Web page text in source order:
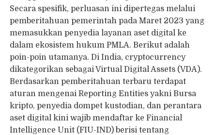
Secara spesifik, perluasan ini dipertegas melalui
pemberitahuan pemerintah pada Maret 2023 yang
memasukkan penyedia layanan aset digital ke
dalam ekosistem hukum PMLA. Berikut adalah
poin-poin utamanya. Di India, cryptocurrency
dikategorikan sebagai Virtual Digital Assets (VDA).
Berdasarkan pemberitahuan terbaru terdapat
aturan mengenai Reporting Entities yakni Bursa
kripto, penyedia dompet kustodian, dan perantara
aset digital kini wajib mendaftar ke Financial
Intelligence Unit (FIU-IND) berisi tentang